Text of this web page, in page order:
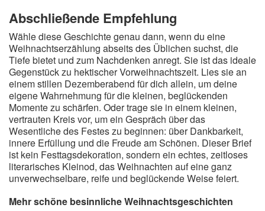
Abschließende Empfehlung
Wähle diese Geschichte genau dann, wenn du eine
Weihnachtserzählung abseits des Üblichen suchst, die
Tiefe bietet und zum Nachdenken anregt. Sie ist das ideale
Gegenstück zu hektischer Vorweihnachtszeit. Lies sie an
einem stillen Dezemberabend für dich allein, um deine
eigene Wahrnehmung für die kleinen, beglückenden
Momente zu schärfen. Oder trage sie in einem kleinen,
vertrauten Kreis vor, um ein Gespräch über das
Wesentliche des Festes zu beginnen: über Dankbarkeit,
innere Erfüllung und die Freude am Schönen. Dieser Brief
ist kein Festtagsdekoration, sondern ein echtes, zeitloses
literarisches Kleinod, das Weihnachten auf eine ganz
unverwechselbare, reife und beglückende Weise feiert.
Mehr schöne besinnliche Weihnachtsgeschichten